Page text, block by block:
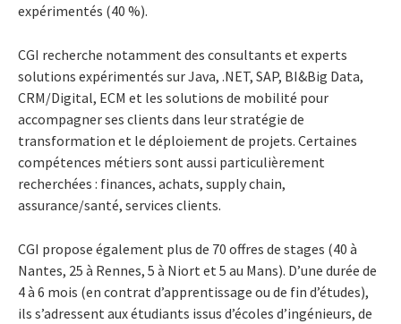
expérimentés (40 %).
CGI recherche notamment des consultants et experts
solutions expérimentés sur Java, .NET, SAP, BI&Big Data,
CRM/Digital, ECM et les solutions de mobilité pour
accompagner ses clients dans leur stratégie de
transformation et le déploiement de projets. Certaines
compétences métiers sont aussi particulièrement
recherchées : finances, achats, supply chain,
assurance/santé, services clients.
CGI propose également plus de 70 offres de stages (40 à
Nantes, 25 à Rennes, 5 à Niort et 5 au Mans). D’une durée de
4 à 6 mois (en contrat d’apprentissage ou de fin d’études),
ils s’adressent aux étudiants issus d’écoles d’ingénieurs, de